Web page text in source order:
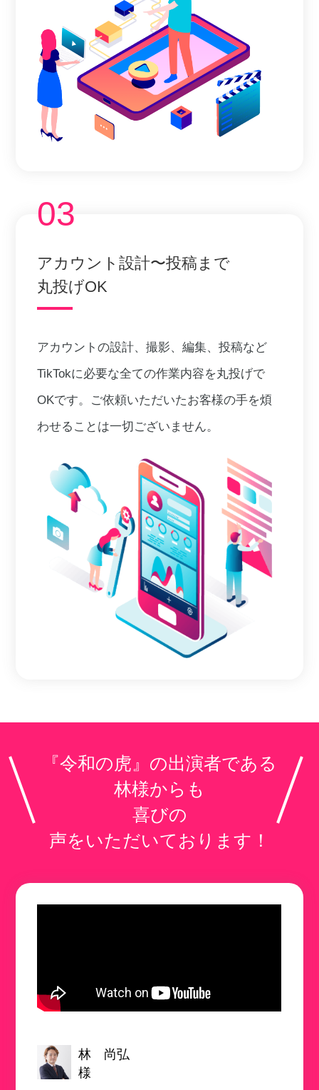
03
アカウント設計〜投稿まで
丸投げOK
アカウントの設計、撮影、編集、投稿など
TikTokに必要な全ての作業内容を丸投げで
OKです。ご依頼いただいたお客様の手を煩
わせることは一切ございません。
『令和の虎』の出演者である
林様からも
喜びの
声をいただいております！
林 尚弘
様